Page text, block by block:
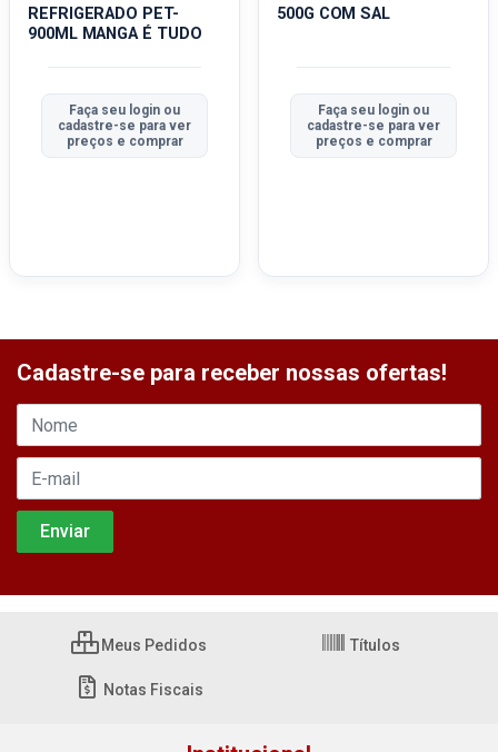
REFRIGERADO PET-
900ML MANGA É TUDO
Faça seu login ou
cadastre-se para ver
preços e comprar
500G COM SAL
Faça seu login ou
cadastre-se para ver
preços e comprar
Cadastre-se para receber nossas ofertas!
Meus Pedidos Títulos
Notas Fiscais